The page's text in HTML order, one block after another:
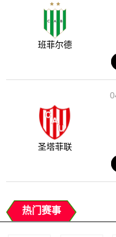
班菲尔德
圣塔菲联
热门赛事